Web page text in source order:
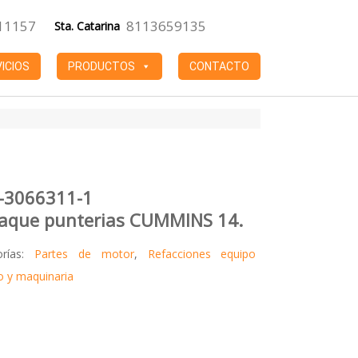
Sta. Catarina 8113659135
PRODUCTOS CONTACTO
1
punterias CUMMINS 14.
Partes de motor, Refacciones equipo
y maquinaria